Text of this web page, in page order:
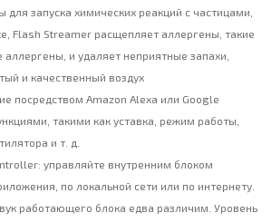
для запуска химических реакций с частицами,
Flash Streamer расщепляет аллергены, такие
и удаляет неприятные запахи,
и качественный воздух
посредством Amazon Alexa или Google
такими как уставка, режим работы,
и т. д.
управляйте внутренним блоком
по локальной сети или по интернету.
работающего блока едва различим. Уровень